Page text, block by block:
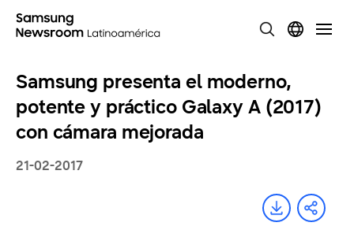
Samsung presenta el moderno,
potente y práctico Galaxy A (2017)
con cámara mejorada
21-02-2017